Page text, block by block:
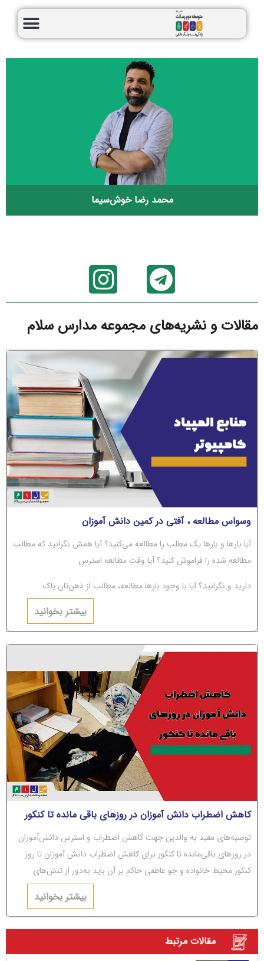
محمد رضا خوش‌سیما
مقالات و نشریه‌های مجموعه مدارس سلام
وسواس مطالعه ، آفتی در کمین دانش آموزان
آیا بارها و بارها یک مطلب را مطالعه می‌کنید؟ آیا همش نگرانید که مطالب
مطالعه شده را فراموش کنید؟ آیا وقت مطالعه استرس
دارید و نگرانید؟ آیا با وجود بارها مطالعه، مطالب از ذهن‌تان پاک
می‌شوند؟ اگر جواب‌تان مثبت است، باید بگوییم شما دچار
بیشتر بخوانید
کاهش اضطراب دانش آموزان در روزهای باقی مانده تا کنکور
توصیه‌های مفید به والدین جهت کاهش اضطراب و استرس دانش‌آموزان
در روزهای باقی‌مانده تا کنکور برای کاهش اضطراب دانش آموزان تا روز
کنکور محیط خانواده و جو عاطفی حاکم بر آن باید به‌دور از تنش‌های
بیشتر بخوانید
مقالات مرتبط